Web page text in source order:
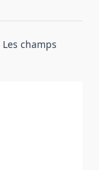
Les champs